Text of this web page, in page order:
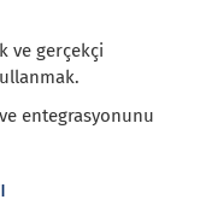
ve gerçekçi
entegrasyonunu